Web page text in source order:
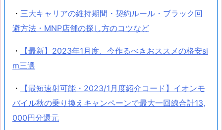
・ 三大キャリアの維持期間・契約ルール・ブラック回
避方法・MNP店舗の探し方のコツなど
・
【最新】2023年1月度、今作るべきおススメの格安si
m三選
・
【最短速射可能・2023/1月度紹介コード】イオンモ
バイル秋の乗り換えキャンペーンで最大一回線合計13,
000円分還元